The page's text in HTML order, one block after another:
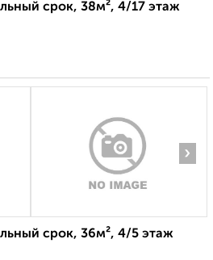
срок, 38м², 4/17 этаж
›
срок, 36м², 4/5 этаж